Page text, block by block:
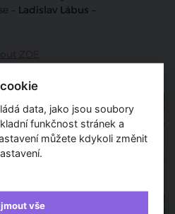
– Ladislav Lábus –
ZDE
data, jako jsou soubory
funkčnost stránek a
můžete kdykoli změnit
vše